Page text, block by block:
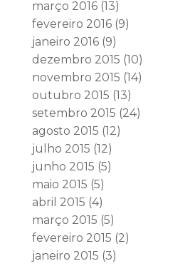
março 2016(13)
fevereiro 2016(9)
janeiro 2016(9)
dezembro 2015 (10)
novembro 2015 (14)
outubro 2015 (13)
setembro 2015 (24)
agosto 2015 (12)
julho 2015 (12)
junho 2015 (5)
maio 2015 (5)
abril 2015 (4)
março 2015 (5)
fevereiro 2015 (2)
janeiro 2015 (3)